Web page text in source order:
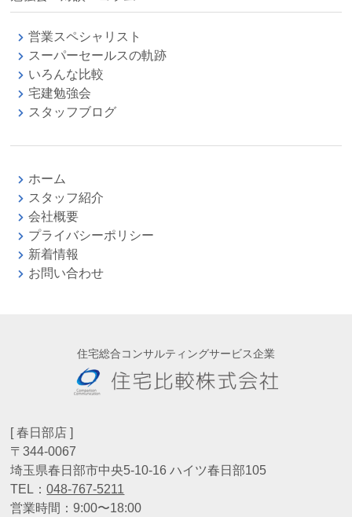
営業スペシャリスト
スーパーセールスの軌跡
いろんな比較
宅建勉強会
スタッフブログ
ホーム
スタッフ紹介
会社概要
プライバシーポリシー
新着情報
お問い合わせ
住宅総合コンサルティングサービス企業
[ 春日部店 ]
〒344-0067
埼玉県春日部市中央5-10-16 ハイツ春日部105
TEL：048-767-5211
営業時間：9:00〜18:00